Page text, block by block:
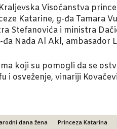
Visočanstva
Katarine, g-đa Tamara
Stefanovića i ministra
đa Nada Al Akl,
koji su pomogli da se
i osveženje, vinariji
dana žena Princeza Katarina